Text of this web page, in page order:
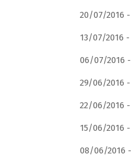
20/07/2016 -
13/07/2016 -
06/07/2016 -
29/06/2016 -
22/06/2016 -
15/06/2016 -
08/06/2016 -